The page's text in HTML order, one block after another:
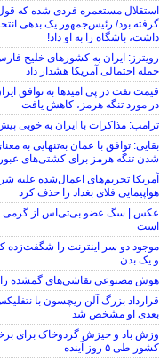
استقلال مستعمره فردی شده که قول
گرفته بود/ رئیس‌جمهور یک بدهی
داشت، باشگاه را به او داد!
رویترز: ایران به کشورهای خلیج
حمله احتمالی آمریکا هشدار داد
قیمت نفت در پی امیدها به توافق
در مورد تنگه هرمز، کاهش یافت
ترامپ: مذاکرات با ایران به خوبی
بقایی: توافق با عمان به‌تنهایی به
شدن تنگه هرمز برای کشتی‌های
آمریکا تحریم‌های اعمال‌شده علیه
هواپیمایی فلای بغداد را حذف کرد
عکس | سگ عضو بی‌تی‌اس از گرمی
است
موجود دو سر اینترنت را شگفت‌زده
و یک بدن
هوش مصنوعی نقاشی‌های گمشده را
قرارداد بزرگ آلن ریچسون با
بعدی او مشخص شد
وزش باد و خیزش گردوخاک برای
کشور طی ۵ روز آینده